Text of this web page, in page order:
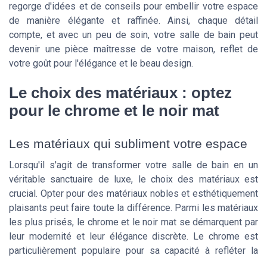
regorge d'idées et de conseils pour embellir votre espace
de manière élégante et raffinée. Ainsi, chaque détail
compte, et avec un peu de soin, votre salle de bain peut
devenir une pièce maîtresse de votre maison, reflet de
votre goût pour l'élégance et le beau design.
Le choix des matériaux : optez
pour le chrome et le noir mat
Les matériaux qui subliment votre espace
Lorsqu'il s'agit de transformer votre salle de bain en un
véritable sanctuaire de luxe, le choix des matériaux est
crucial. Opter pour des matériaux nobles et esthétiquement
plaisants peut faire toute la différence. Parmi les matériaux
les plus prisés, le chrome et le noir mat se démarquent par
leur modernité et leur élégance discrète. Le chrome est
particulièrement populaire pour sa capacité à refléter la